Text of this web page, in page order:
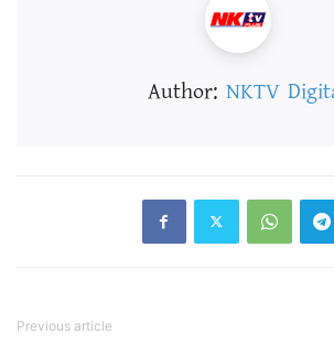
Author: NKTV
Previous article